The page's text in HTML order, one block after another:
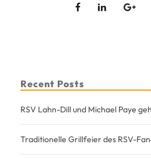
Recent Posts
RSV Lahn-Dill und Michael Paye
Traditionelle Grillfeier des RSV-